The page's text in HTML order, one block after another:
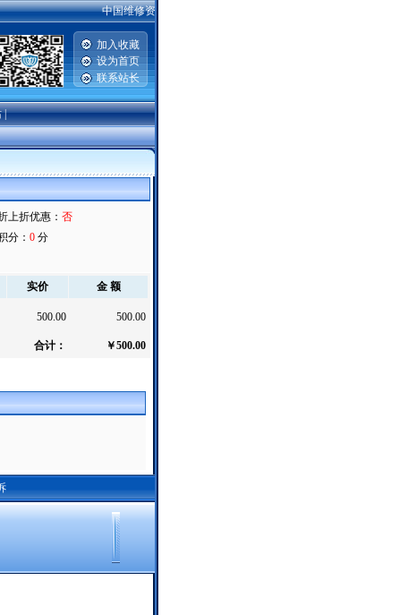
中国维修资源网提供汽车维修资料，手机维修资料，电脑主板|
加入收藏
设为首页
联系站长
|
上折优惠： 否
分： 0 分
实价
金 额
500.00 500.00
合计： ￥500.00